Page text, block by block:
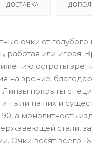
ДОСТАВКА
очки от голубого
работая или играя.
остроты
на зрение,
Линзы покрыты
пыли на них и
а монолитность
стали,
Очки весят всего